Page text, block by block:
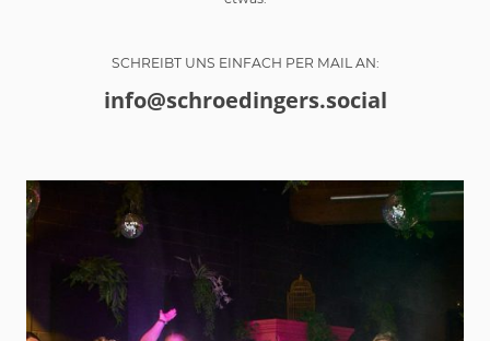
SCHREIBT UNS EINFACH PER MAIL AN:
info@schroedingers.social